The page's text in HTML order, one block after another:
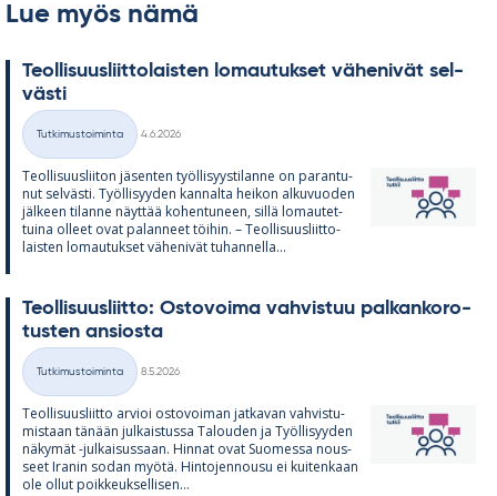
Lue myös nämä
Teol­li­suus­liit­to­lais­ten lo­mau­tuk­set vä­he­ni­vät sel­
västi
Kategoriat
Tutkimustoiminta
4.6.2026
Teol­li­suus­lii­ton jä­sen­ten työl­li­syys­ti­lanne on pa­ran­tu­
nut sel­västi. Työl­li­syy­den kan­nalta hei­kon al­ku­vuo­den
jäl­keen ti­lanne näyt­tää ko­hen­tu­neen, sillä lo­mau­tet­
tuina ol­leet ovat pa­lan­neet töi­hin. – Teol­li­suus­liit­to­
lais­ten lo­mau­tuk­set vä­he­ni­vät tu­han­nella...
Teol­li­suus­liitto: Os­to­voima vah­vis­tuu pal­kan­ko­ro­
tus­ten an­siosta
Kategoriat
Tutkimustoiminta
8.5.2026
Teol­li­suus­liitto ar­vioi os­to­voi­man jat­ka­van vah­vis­tu­
mis­taan tä­nään jul­kais­tussa Ta­lou­den ja Työl­li­syy­den
nä­ky­mät -jul­kai­sus­saan. Hin­nat ovat Suo­messa nous­
seet Ira­nin so­dan myötä. Hin­to­jen­nousu ei kui­ten­kaan
ole ol­lut poik­keuk­sel­li­sen...